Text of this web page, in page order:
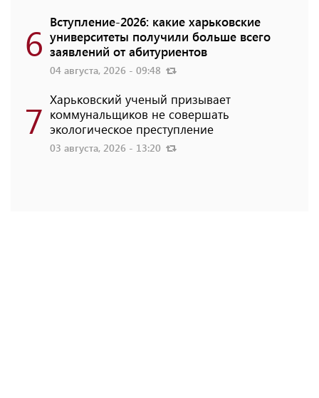
6 Вступление-2026: какие харьковские
университеты получили больше всего
заявлений от абитуриентов
04 августа, 2026 - 09:48
7 Харьковский ученый призывает
коммунальщиков не совершать
экологическое преступление
03 августа, 2026 - 13:20